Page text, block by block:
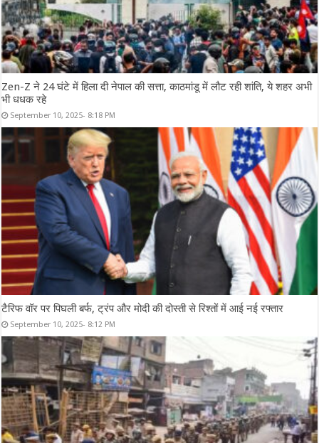
Zen-Z ने 24 घंटे में हिला दी नेपाल की सत्ता, काठमांडू में लौट रही शांति, ये शहर अभी
भी धधक रहे
September 10, 2025- 8:18 PM
टैरिफ वॉर पर पिघली बर्फ, ट्रंप और मोदी की दोस्ती से रिश्तों में आई नई रफ्तार
September 10, 2025- 8:12 PM